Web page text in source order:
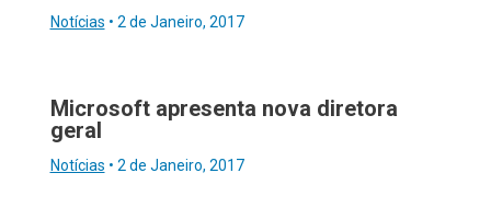
Notícias • 2 de Janeiro, 2017
Microsoft apresenta nova diretora
geral
Notícias • 2 de Janeiro, 2017